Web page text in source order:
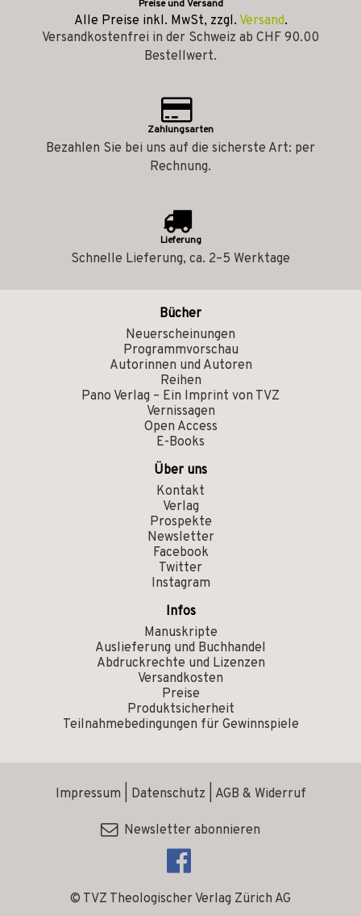
Preise und Versand
Alle Preise inkl. MwSt, zzgl. Versand.
Versandkostenfrei in der Schweiz ab CHF 90.00
Bestellwert.
Zahlungsarten
Bezahlen Sie bei uns auf die sicherste Art: per
Rechnung.
Lieferung
Schnelle Lieferung, ca. 2–5 Werktage
Bücher
Neuerscheinungen
Programmvorschau
Autorinnen und Autoren
Reihen
Pano Verlag – Ein Imprint von TVZ
Vernissagen
Open Access
E-Books
Über uns
Kontakt
Verlag
Prospekte
Newsletter
Facebook
Twitter
Instagram
Infos
Manuskripte
Auslieferung und Buchhandel
Abdruckrechte und Lizenzen
Versandkosten
Preise
Produktsicherheit
Teilnahmebedingungen für Gewinnspiele
© TVZ Theologischer Verlag Zürich AG
Impressum Datenschutz AGB & Widerruf
Newsletter abonnieren